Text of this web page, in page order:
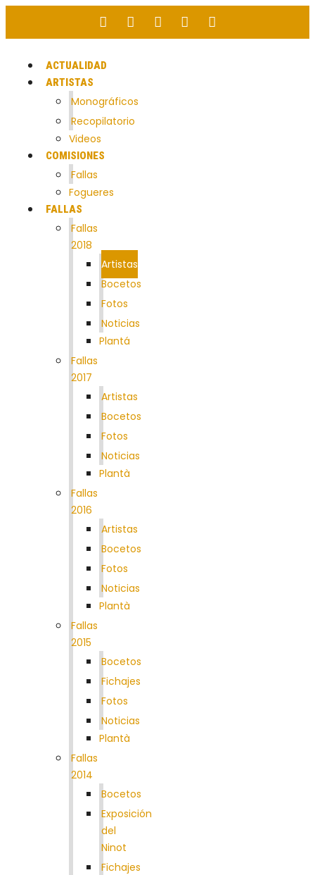
ACTUALIDAD
ARTISTAS
Monográficos
Recopilatorio
Videos
COMISIONES
Fallas
Fogueres
FALLAS
Fallas
2018
Artistas
Bocetos
Fotos
Noticias
Plantá
Fallas
2017
Artistas
Bocetos
Fotos
Noticias
Plantà
Fallas
2016
Artistas
Bocetos
Fotos
Noticias
Plantà
Fallas
2015
Bocetos
Fichajes
Fotos
Noticias
Plantà
Fallas
2014
Bocetos
Exposición
del
Ninot
Fichajes